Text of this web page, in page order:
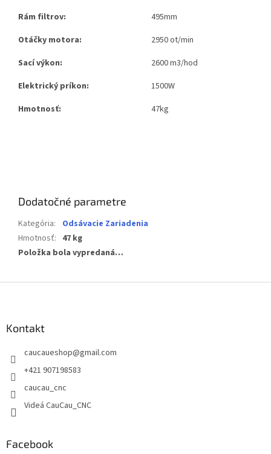
Rám filtrov:
Otáčky motora:
Sací výkon:
Elektrický príkon:
Hmotnosť:
495mm
2950 ot/min
2600 m3/hod
1500W
47kg
Dodatočné parametre
Kategória:
Odsávacie Zariadenia
Hmotnosť: 47 kg
Položka bola vypredaná…
Kontakt
caucaueshop@gmail.com
+421 907198583
caucau_cnc
Videá CauCau_CNC
Facebook